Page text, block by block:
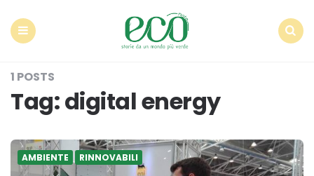
1 POSTS
Tag:digital energy
AMBIENTE RINNOVABILI